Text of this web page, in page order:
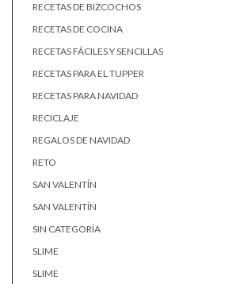
RECETAS DE BIZCOCHOS
RECETAS DE COCINA
RECETAS FÁCILES Y SENCILLAS
RECETAS PARA EL TUPPER
RECETAS PARA NAVIDAD
RECICLAJE
REGALOS DE NAVIDAD
RETO
SAN VALENTÍN
SAN VALENTÍN
SIN CATEGORÍA
SLIME
SLIME